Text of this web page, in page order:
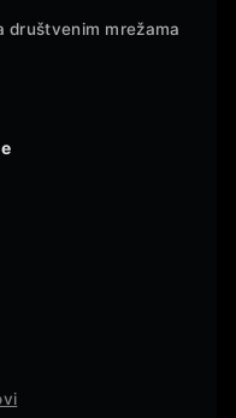
društvenim mrežama